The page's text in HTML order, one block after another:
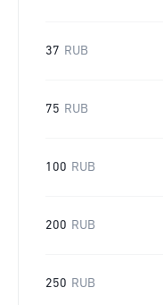
37 RUB
75 RUB
100 RUB
200 RUB
250 RUB